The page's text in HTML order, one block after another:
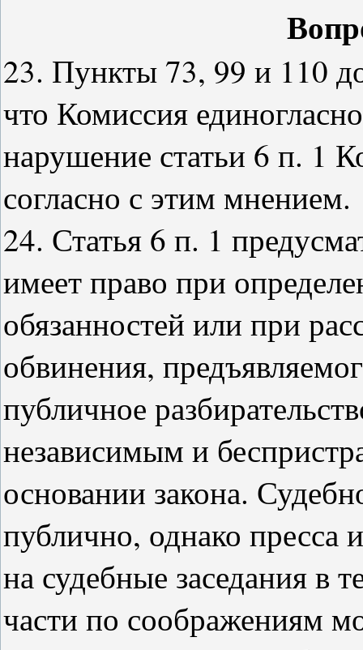
23. Пункты 73, 99 и 110
что Комиссия
нарушение статьи 6 п. 1
согласно с этим мнением.
24. Статья 6 п. 1
имеет право при
обязанностей или при
обвинения,
публичное
независимым и
основании закона.
публично, однако пресса
на судебные заседания в
части по соображениям